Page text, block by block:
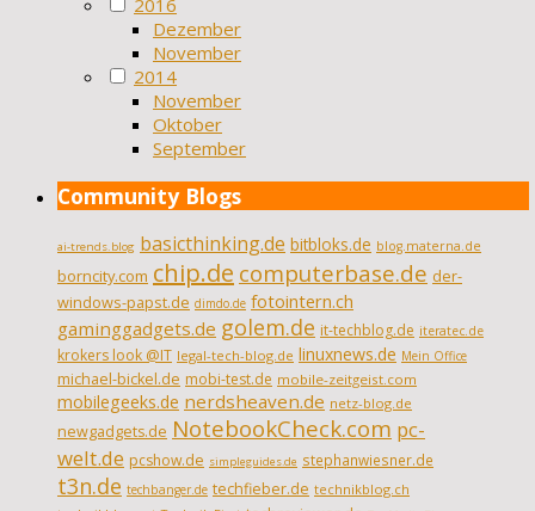
2016
Dezember
November
2014
November
Oktober
September
Community Blogs
ai-trends.blog basicthinking.de bitbloks.de blog.materna.de
borncity.com chip.de computerbase.de der-
windows-papst.de dimdo.de fotointern.ch
gaminggadgets.de golem.de it-techblog.de iteratec.de
krokers look @IT legal-tech-blog.de linuxnews.de Mein Office
michael-bickel.de mobi-test.de mobile-zeitgeist.com
mobilegeeks.de nerdsheaven.de netz-blog.de
newgadgets.de NotebookCheck.com pc-
welt.de pcshow.de simpleguides.de stephanwiesner.de
t3n.de techbanger.de techfieber.de technikblog.ch